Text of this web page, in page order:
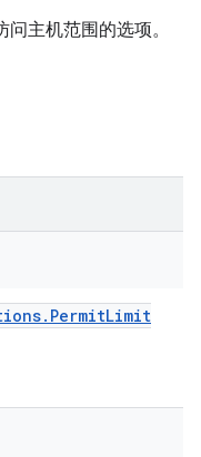
主机范围的选项。
. PermitLimit